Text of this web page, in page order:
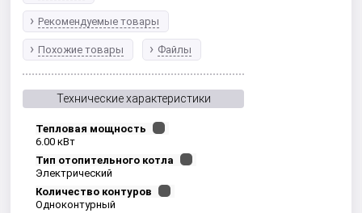
Рекомендуемые товары
Похожие товары Файлы
Технические характеристики
Тепловая мощность
6.00 кВт
Тип отопительного котла
Электрический
Количество контуров
Одноконтурный